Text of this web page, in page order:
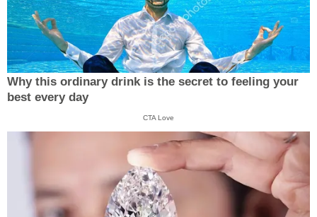
Why this ordinary drink is the secret to feeling your
best every day
CTA Love